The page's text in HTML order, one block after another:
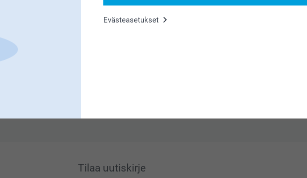
Evästeasetukset
Etsitkö inspiraatiota?
Tilaa uutiskirje